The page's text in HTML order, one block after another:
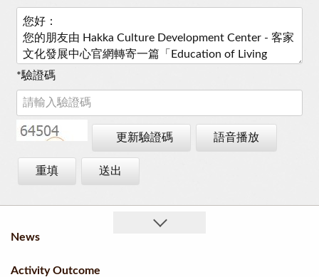
*驗證碼
更新驗證碼 語音播放
重填 送出
News
Activity Outcome